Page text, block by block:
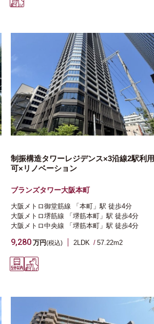
制振構造タワーレジデンス×3沿線2駅利用
可×リノベーション
ブランズタワー大阪本町
大阪メトロ御堂筋線 「本町」駅 徒歩4分
大阪メトロ堺筋線
「堺筋本町」駅 徒歩4分
大阪メトロ中央線
「堺筋本町」駅 徒歩4分
9,280 万円(税込) 2LDK 57.22m2